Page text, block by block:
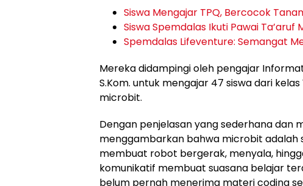
Siswa Mengajar TPQ, Bercocok
Siswa Spemdalas Ikuti Pawai Ta’aruf
Spemdalas Lifeventure: Semangat
Mereka didampingi oleh pengajar
S.Kom. untuk mengajar 47 siswa dari
microbit.
Dengan penjelasan yang sederhana dan
menggambarkan bahwa microbit adalah
membuat robot bergerak, menyala,
komunikatif membuat suasana belajar
belum pernah menerima materi coding